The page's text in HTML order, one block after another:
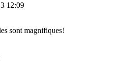
12:09
sont magnifiques!